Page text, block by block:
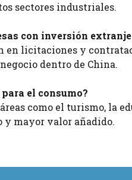
sectores industriales.
con inversión
licitaciones y
dentro de China.
el consumo?
como el turismo, la
y mayor valor añadido.